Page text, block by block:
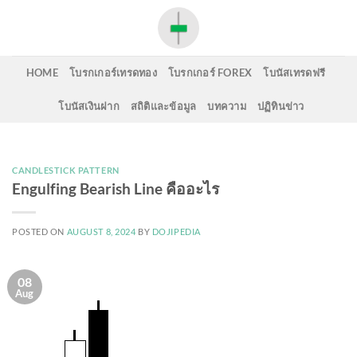
HOME โบรกเกอร์เทรดทอง โบรกเกอร์ FOREX โบนัสเทรดฟรี
โบนัสเงินฝาก สถิติและข้อมูล บทความ ปฏิทินข่าว
CANDLESTICK PATTERN
Engulfing Bearish Line คืออะไร
POSTED ON AUGUST 8, 2024 BY DOJIPEDIA
08
Aug